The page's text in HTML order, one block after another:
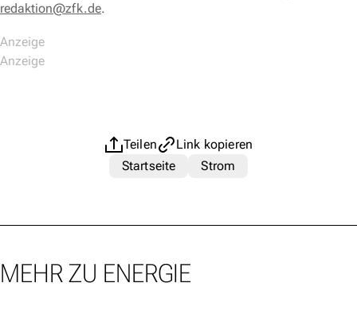
redaktion@zfk.de.
Teilen
Link kopieren
Startseite
Strom
MEHR ZU ENERGIE